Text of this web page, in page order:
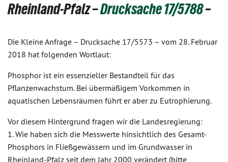
Rheinland-Pfalz –Drucksache 17/5788–
Die Kleine Anfrage – Drucksache 17/5573 – vom 28. Februar
2018 hat folgenden Wortlaut:
Phosphor ist ein essenzieller Bestandteil für das
Pflanzenwachstum. Bei übermäßigem Vorkommen in
aquatischen Lebensräumen führt er aber zu Eutrophierung.
Vor diesem Hintergrund fragen wir die Landesregierung:
1. Wie haben sich die Messwerte hinsichtlich des Gesamt-
Phosphors in Fließgewässern und im Grundwasser in
Rheinland-Pfalz seit dem Jahr 2000 verändert (bitte